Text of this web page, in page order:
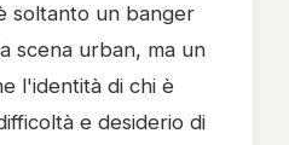
soltanto un banger
scena urban, ma un
l'identità di chi è
e desiderio di